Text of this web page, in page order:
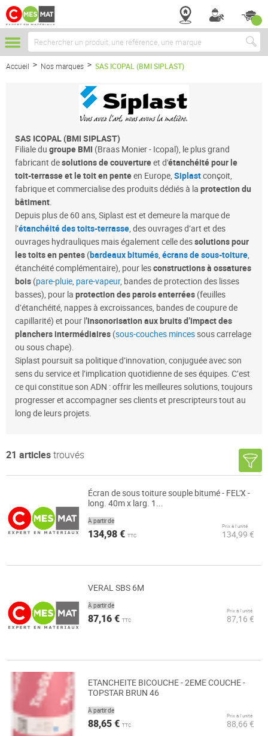
Chercher
Accueil Nos marques SAS ICOPAL (BMI SIPLAST)
SAS ICOPAL (BMI SIPLAST)
Filiale du groupe BMI (Braas Monier - Icopal), le plus grand
fabricant desolutions de couvertureet d'étanchéité pour le
toit-terrasse et le toit en penteen Europe, Siplastconçoit,
fabrique et commercialise des produits dédiés à la protection du
bâtiment.
Depuis plus de 60 ans, Siplast est et demeure la marque de
l’étanchéité des toits-terrasse, des ouvrages d’art et des
ouvrages hydrauliques mais également celle dessolutions pour
les toits en pentes (bardeaux bitumés, écrans de sous-toiture,
étanchéité complémentaire), pour lesconstructions à ossatures
bois (pare-pluie, pare-vapeur, bandes de protection des lisses
basses), pour la protection des parois enterrées (feuilles
d’étanchéité, nappes à excroissances, bandes de coupure de
capillarité) et pour l’insonorisation aux bruits d’impact des
planchers intermédiaires (sous-couches mincessous carrelage
ou sous chape).
Siplast poursuit sa politique d’innovation, conjuguée avec son
sens du service et l’implication quotidienne de ses équipes. C’est
ce qui constitue son ADN : offrir les meilleures solutions, toujours
progresser et accompagner ses clients et prescripteurs tout au
long de leurs projets.
21 articlestrouvés
Écran de sous toiture souple bitumé - FEL'X -
long. 40m x larg. 1...
À partir de
134,98 € TTC
Prix à l’unité
134,99 €
VERAL SBS 6M
À partir de
87,16 € TTC
Prix à l’unité
87,16 €
ETANCHEITE BICOUCHE - 2EME COUCHE -
TOPSTAR BRUN 46
À partir de
88,65 € TTC
Prix à l’unité
88,66 €